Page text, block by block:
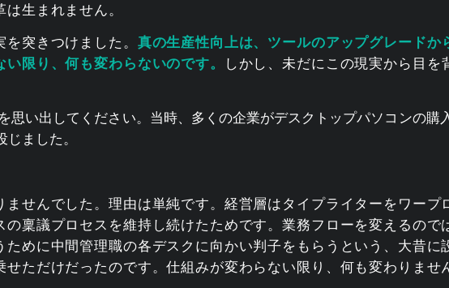
生まれません。
突きつけました。 真の生産性向上は、ツールのアップグレードか
限り、何も変わらないのです。
しかし、未だにこの現実から目を
思い出してください。当時、多くの企業がデスクトップパソコンの購
ました。
せんでした。理由は単純です。経営層はタイプライターをワープ
稟議プロセスを維持し続けたためです。業務フローを変えるので
めに中間管理職の各デスクに向かい判子をもらうという、大昔に
ただけだったのです。仕組みが変わらない限り、何も変わりませ